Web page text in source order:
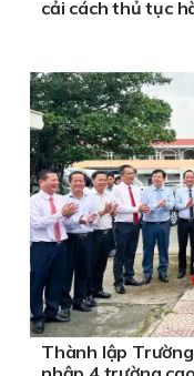
cải cách thủ tục
Thành lập